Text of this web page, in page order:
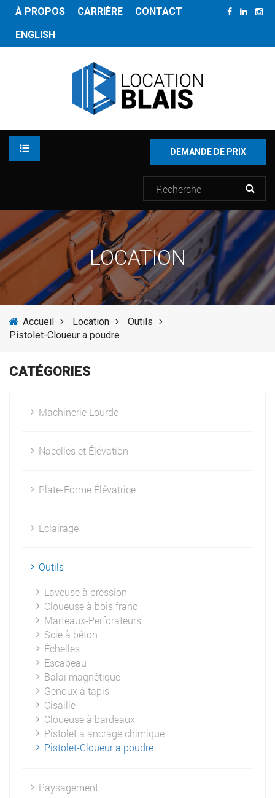
À PROPOS CARRIÈRE
CONTACT
ENGLISH
LOCATION
INVENTAIRE
SERVICES
ACTUALITÉS
FOURNISSEURS
DEMANDE DE PRIX
LOCATION
Accueil Location
Outils
Pistolet-Cloueur a poudre
CATÉGORIES
Machinerie Lourde
Nacelles et Élévation
Plate-Forme Élévatrice
Éclairage
Outils
Laveuse à pression
Cloueuse à bois franc
Marteaux-Perforateurs
Scie à béton
Échelles
Escabeau
Balai magnétique
Genoux à tapis
Cisaille
Cloueuse à bardeaux
Pistolet a ancrage chimique
Pistolet-Cloueur a poudre
Paysagement